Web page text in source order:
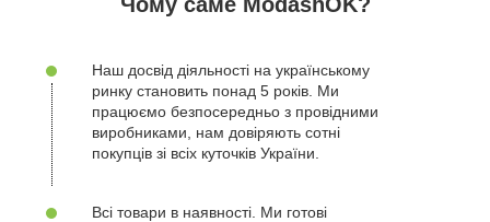
Наш досвід діяльності на українському
ринку становить понад 5 років. Ми
працюємо безпосередньо з провідними
виробниками, нам довіряють сотні
покупців зі всіх куточків України.
Всі товари в наявності. Ми готові